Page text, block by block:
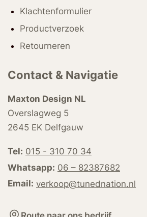
Klachtenformulier
Productverzoek
Retourneren
Contact & Navigatie
Maxton Design NL
Overslagweg 5
2645 EK Delfgauw
Tel: 015 - 310 70 34
Whatsapp: 06 – 82387682
Email: verkoop@tunednation.nl